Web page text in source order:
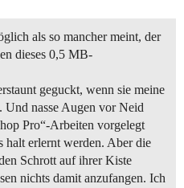
als so mancher meint, der
dieses 0,5 MB-
geguckt, wenn sie meine
Und nasse Augen vor Neid
Pro“-Arbeiten vorgelegt
halt erlernt werden. Aber die
Schrott auf ihrer Kiste
nichts damit anzufangen. Ich